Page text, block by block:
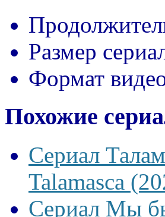
Размер
Формат
Похожие
Сериал
Talamasca
Сериал Мы